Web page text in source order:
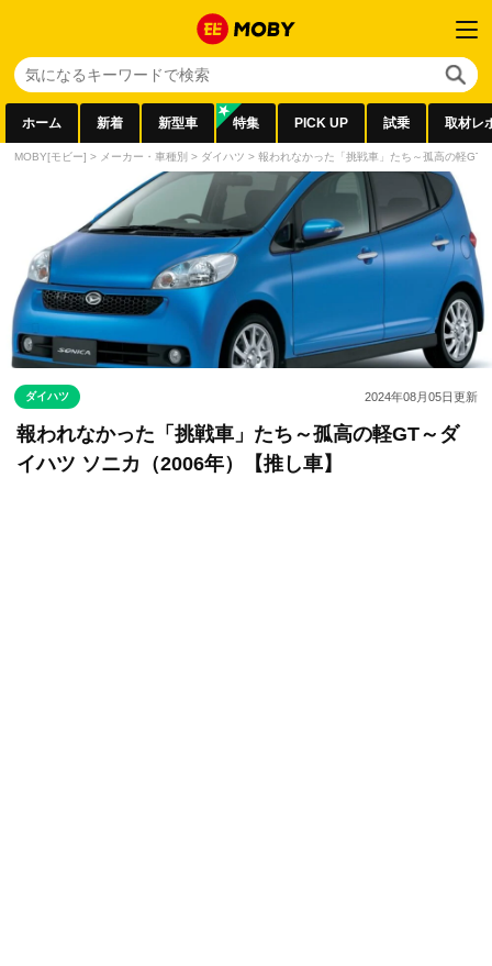
ホーム 新着 新型車 特集 PICK UP 試乗 取材レ
MOBY[モビー] > メーカー・車種別 > ダイハツ > 報われなかった「挑戦車」たち～孤高の軽GT
ダイハツ 2024年08月05日更新
報われなかった「挑戦車」たち～孤高の軽GT～ダ
イハツ ソニカ（2006年）【推し車】